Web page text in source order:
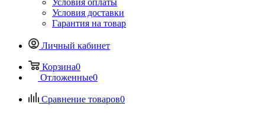
Условия оплаты
Условия доставки
Гарантия на товар
Личный кабинет
Корзина0
Отложенные0
Сравнение товаров0